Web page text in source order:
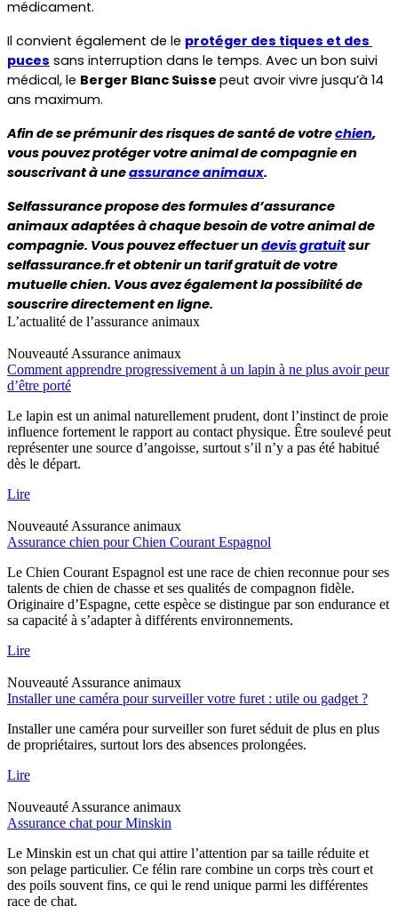
médicament.
Il convient également de le protéger des tiques et des
puces sans interruption dans le temps. Avec un bon suivi
médical, le Berger Blanc Suisse peut avoir vivre jusqu’à 14
ans maximum.
Afin de se prémunir des risques de santé de votre chien,
vous pouvez protéger votre animal de compagnie en
souscrivant à une assurance animaux.
Selfassurance propose des formules d’assurance
animaux adaptées à chaque besoin de votre animal de
compagnie. Vous pouvez effectuer un devis gratuit sur
selfassurance.fr et obtenir un tarif gratuit de votre
mutuelle chien. Vous avez également la possibilité de
souscrire directement en ligne.
L’actualité de l’assurance animaux
Nouveauté Assurance animaux
Comment apprendre progressivement à un lapin à ne plus avoir peur
d’être porté
Le lapin est un animal naturellement prudent, dont l’instinct de proie
influence fortement le rapport au contact physique. Être soulevé peut
représenter une source d’angoisse, surtout s’il n’y a pas été habitué
dès le départ.
Lire
Nouveauté Assurance animaux
Assurance chien pour Chien Courant Espagnol
Le Chien Courant Espagnol est une race de chien reconnue pour ses
talents de chien de chasse et ses qualités de compagnon fidèle.
Originaire d’Espagne, cette espèce se distingue par son endurance et
sa capacité à s’adapter à différents environnements.
Lire
Nouveauté Assurance animaux
Installer une caméra pour surveiller votre furet : utile ou gadget ?
Installer une caméra pour surveiller son furet séduit de plus en plus
de propriétaires, surtout lors des absences prolongées.
Lire
Nouveauté Assurance animaux
Assurance chat pour Minskin
Le Minskin est un chat qui attire l’attention par sa taille réduite et
son pelage particulier. Ce félin rare combine un corps très court et
des poils souvent fins, ce qui le rend unique parmi les différentes
race de chat.